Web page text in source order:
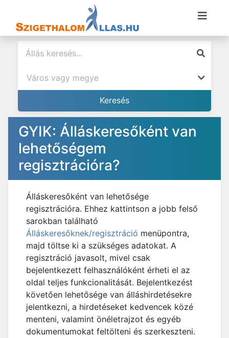
GYIK: Álláskeresőként van
lehetőségem
regisztrációra?
Álláskeresőként van lehetősége
regisztrációra. Ehhez kattintson a jobb felső
sarokban található
Álláskeresőknek/regisztráció menüpontra,
majd töltse ki a szükséges adatokat. A
regisztráció javasolt, mivel csak
bejelentkezett felhasználóként érheti el az
oldal teljes funkcionalitását. Bejelentkezést
követően lehetősége van álláshirdetésekre
jelentkezni, a hirdetéseket kedvencek közé
menteni, valamint önéletrajzot és egyéb
dokumentumokat feltölteni és szerkeszteni.